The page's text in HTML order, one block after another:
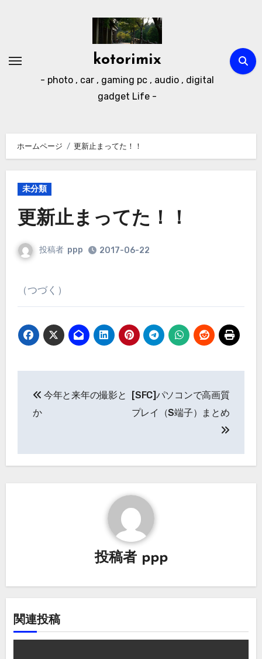
kotorimix
- photo , car , gaming pc , audio , digital
gadget Life -
ホームページ 更新止まってた！！
未分類
更新止まってた！！
投稿者 ppp 2017-06-22
（つづく）
稿
ビ
今年と来年の撮影と
か
[SFC]パソコンで高画質
プレイ（S端子）まとめ
投稿者 ppp
関連投稿